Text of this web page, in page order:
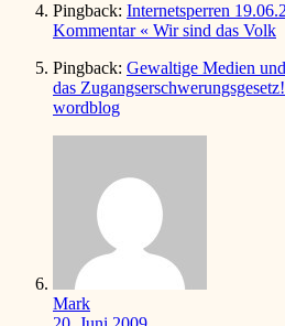
Pingback: Internetsperren
Kommentar « Wir sind das Volk
Pingback: Gewaltige Medien
das
wordblog
Mark